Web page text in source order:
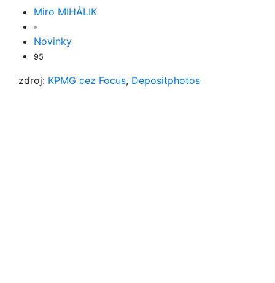
Miro MIHÁLIK
Novinky
95
zdroj: KPMG cez Focus, Depositphotos